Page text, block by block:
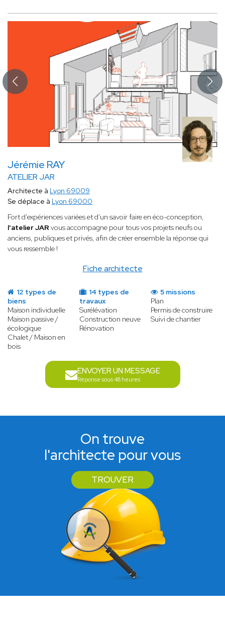
Jérémie RAY
ATELIER JAR
Fiche architecte
Architecte à Lyon 69009
Se déplace à Lyon 69000
Fort d'expériences variées et d'un savoir faire en éco-conception,
l'atelier JAR vous accompagne pour tous vos projets neufs ou
anciens, publiques et privés, afin de créer ensemble la réponse qui
vous ressemble !
12 types de
biens
Maison individuelle
Maison passive /
écologique
Chalet / Maison en
bois
14 types de
travaux
Surélévation
Construction neuve
Rénovation
5 missions
Plan
Permis de construire
Suivi de chantier
ENVOYER UN MESSAGE
Réponse sous 48 heures
On trouve
l'architecte pour vous
TROUVER